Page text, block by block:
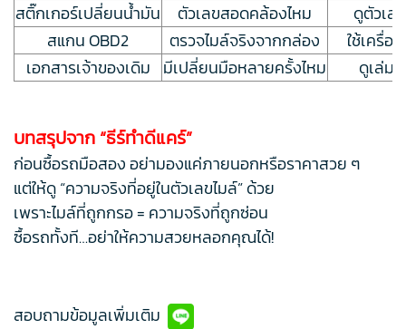
สติ๊กเกอร์เปลี่ยนน้ำมัน
ตัวเลขสอดคล้องไหม
ดูตัวเล
สแกน OBD2
ตรวจไมล์จริงจากกล่อง
ใช้เครื่อ
เอกสารเจ้าของเดิม มีเปลี่ยนมือหลายครั้งไหม ดูเล่ม
บทสรุปจาก “ธีร์ทำดีแคร์”
ก่อนซื้อรถมือสอง อย่ามองแค่ภายนอกหรือราคาสวย ๆ
แต่ให้ดู “ความจริงที่อยู่ในตัวเลขไมล์” ด้วย
เพราะไมล์ที่ถูกกรอ = ความจริงที่ถูกซ่อน
ซื้อรถทั้งที…อย่าให้ความสวยหลอกคุณได้!
สอบถามข้อมูลเพิ่มเติม